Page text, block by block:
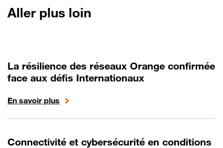
Aller plus loin
La résilience des réseaux Orange confirmée
face aux défis Internationaux
En savoir plus
Connectivité et cybersécurité en conditions